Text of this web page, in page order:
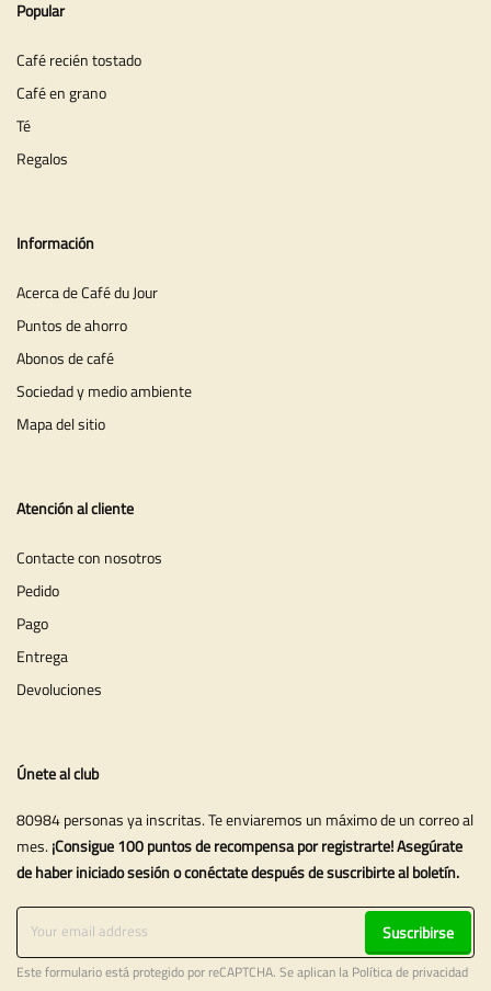
Popular
Café recién tostado
Café en grano
Té
Regalos
Información
Acerca de Café du Jour
Puntos de ahorro
Abonos de café
Sociedad y medio ambiente
Mapa del sitio
Atención al cliente
Contacte con nosotros
Pedido
Pago
Entrega
Devoluciones
Únete al club
80984 personas ya inscritas. Te enviaremos un máximo de un correo al
mes. ¡Consigue 100 puntos de recompensa por registrarte! Asegúrate
de haber iniciado sesión o conéctate después de suscribirte al boletín.
Suscribirse
Este formulario está protegido por reCAPTCHA. Se aplican la Política de privacidad